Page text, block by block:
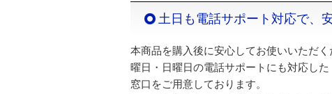
土日も電話サポート対応で、
本商品を購入後に安心してお使いいただ
曜日・日曜日の電話サポートにも対応し
窓口をご用意しております。